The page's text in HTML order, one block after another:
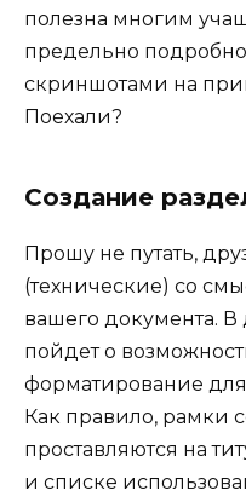
полезна многим
предельно
скриншотами на
Поехали?
Создание
Прошу не путать,
(технические) со
вашего документа.
пойдет о
форматирование
Как правило, рамки
проставляются на
и списке